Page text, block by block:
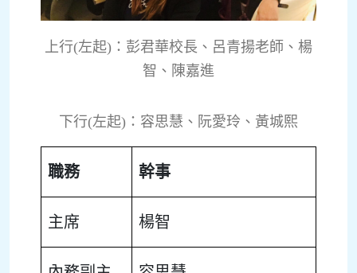
上行(左起)：彭君華校長、呂青揚老師、楊
智、陳嘉進
下行(左起)：容思慧、阮愛玲、黃城熙
職務 幹事
主席 楊智